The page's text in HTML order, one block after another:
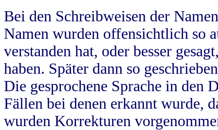
Bei den Schreibweisen der
Namen wurden offensichtlich so
verstanden hat, oder besser
haben. Später dann so
Die gesprochene Sprache in
Fällen bei denen erkannt wurde,
wurden Korrekturen